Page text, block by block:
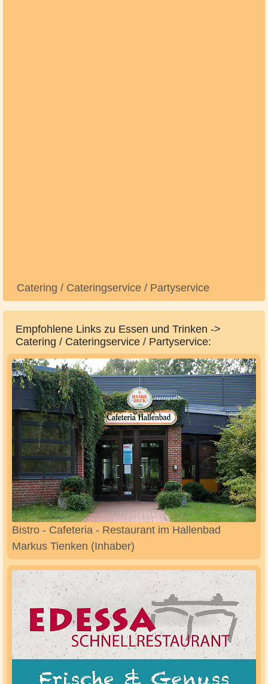
Catering / Cateringservice / Partyservice
Empfohlene Links zu Essen und Trinken ->
Catering / Cateringservice / Partyservice:
Bistro - Cafeteria - Restaurant im Hallenbad
Markus Tienken (Inhaber)